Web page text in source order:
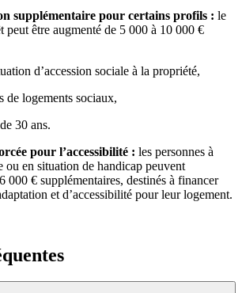
supplémentaire pour certains profils : le
peut être augmenté de 5 000 à 10 000 €
d’accession sociale à la propriété,
de logements sociaux,
30 ans.
pour l’accessibilité : les personnes à
ou en situation de handicap peuvent
000 € supplémentaires, destinés à financer
et d’accessibilité pour leur logement.